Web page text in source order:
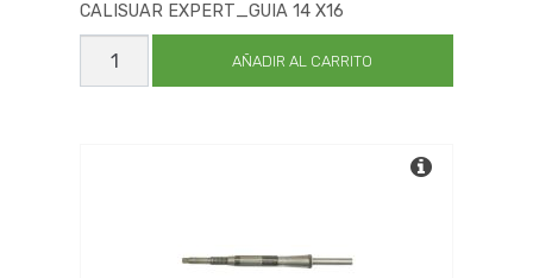
CALISUAR EXPERT_GUIA 14 X16
CALISUAR
EXPERT_GUIA
14
AÑADIR AL CARRITO